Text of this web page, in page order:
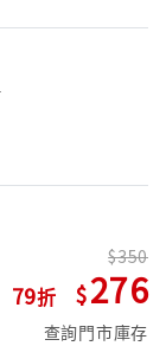
79
350
276
查詢門市庫存